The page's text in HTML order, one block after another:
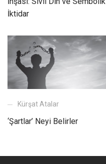
İktidar
Kürşat Atalar
‘Şartlar’ Neyi Belirler